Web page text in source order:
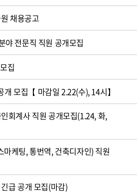
채용공고
야 전문직 직원 공개모집
집
모집【 마감일 2.22(수), 14시】
회계사 직원 공개모집(1.24, 화,
케팅, 통번역, 건축디자인) 직원
급 공개 모집(마감)